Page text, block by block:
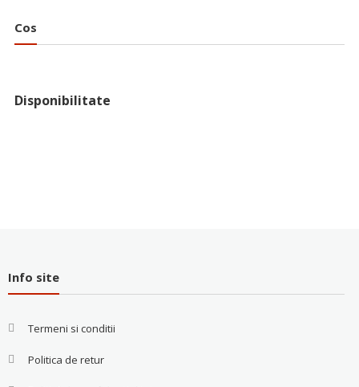
Cos
Disponibilitate
Info site
Termeni si conditii
Politica de retur